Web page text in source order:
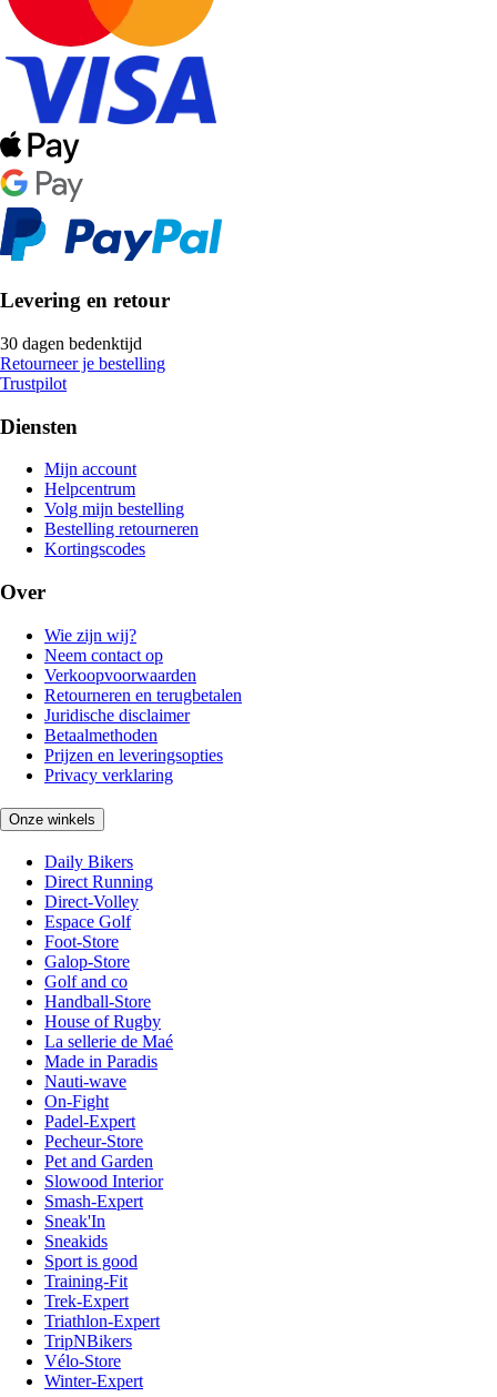
Levering en retour
30 dagen bedenktijd
Retourneer je bestelling
Trustpilot
Diensten
Mijn account
Helpcentrum
Volg mijn bestelling
Bestelling retourneren
Kortingscodes
Over
Wie zijn wij?
Neem contact op
Verkoopvoorwaarden
Retourneren en terugbetalen
Juridische disclaimer
Betaalmethoden
Prijzen en leveringsopties
Privacy verklaring
Onze winkels
Daily Bikers
Direct Running
Direct-Volley
Espace Golf
Foot-Store
Galop-Store
Golf and co
Handball-Store
House of Rugby
La sellerie de Maé
Made in Paradis
Nauti-wave
On-Fight
Padel-Expert
Pecheur-Store
Pet and Garden
Slowood Interior
Smash-Expert
Sneak'In
Sneakids
Sport is good
Training-Fit
Trek-Expert
Triathlon-Expert
TripNBikers
Vélo-Store
Winter-Expert